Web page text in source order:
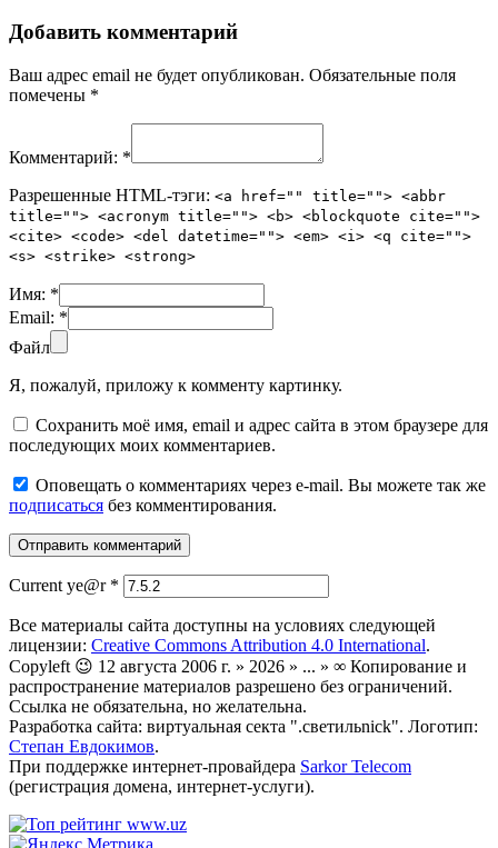
Добавить комментарий
Ваш адрес email не будет опубликован. Обязательные поля
помечены *
Комментарий: *
Разрешенные HTML-тэги: <a href="" title=""> <abbr
title=""> <acronym title=""> <b> <blockquote cite="">
<cite> <code> <del datetime=""> <em> <i> <q cite="">
<s> <strike> <strong>
Имя: *
Email: *
Файл
Я, пожалуй, приложу к комменту картинку.
Сохранить моё имя, email и адрес сайта в этом браузере для
последующих моих комментариев.
Оповещать о комментариях через e-mail. Вы можете так же
подписаться без комментирования.
Current ye@r *
Все материалы сайта доступны на условиях следующей
лицензии: Creative Commons Attribution 4.0 International.
Copyleft 😉 12 августа 2006 г. » 2026 » ... » ∞ Копирование и
распространение материалов разрешено без ограничений.
Ссылка не обязательна, но желательна.
Разработка сайта: виртуальная секта ".светильnick". Логотип:
Степан Евдокимов.
При поддержке интернет-провайдера Sarkor Telecom
(регистрация домена, интернет-услуги).